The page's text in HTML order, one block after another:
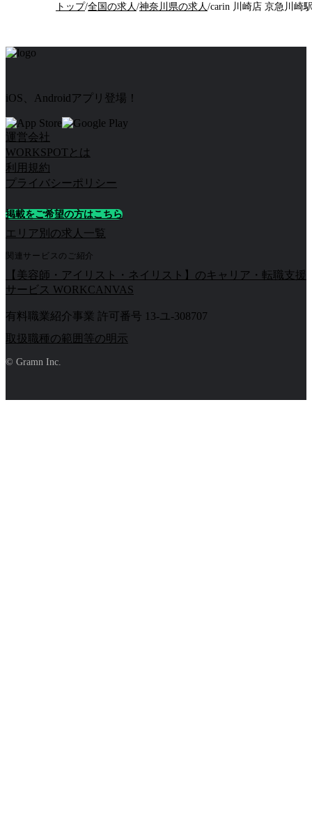
トップ/全国の求人 /神奈川県の求人 /
iOS、Androidアプリ登場！
運営会社
WORKSPOTとは
利用規約
プライバシーポリシー
掲載をご希望の方はこちら
エリア別の求人一覧
関連サービスのご紹介
【美容師・アイリスト・ネイリスト】のキャリア・転職支援
サービス WORKCANVAS
有料職業紹介事業 許可番号 13-ユ-308707
取扱職種の範囲等の明示
© Gramn Inc.